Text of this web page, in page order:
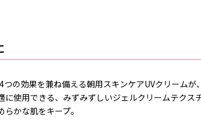
の効果を兼ね備える朝用スキンケアUVクリームが
に使用できる、みずみずしいジェルクリームテクス
かな肌をキープ。